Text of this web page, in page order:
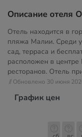
Описание отеля
Отель находится в
пляжа Малии. Среди
сад, терраса и
расположен в центре
ресторанов. Отель
// Обновлено 30 июня
График цен